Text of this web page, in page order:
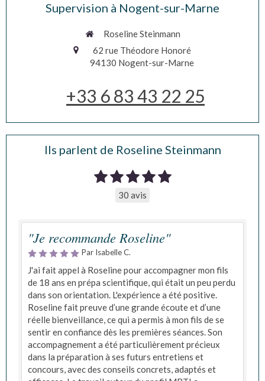
Supervision à Nogent-sur-Marne
Roseline Steinmann
62 rue Théodore Honoré
94130 Nogent-sur-Marne
+33 6 83 43 22 25
Ils parlent de Roseline Steinmann
30 avis
"Je recommande Roseline"
Par Isabelle C.
J'ai fait appel à Roseline pour accompagner mon fils
de 18 ans en prépa scientifique, qui était un peu perdu
dans son orientation. L'expérience a été positive.
Roseline fait preuve d’une grande écoute et d’une
réelle bienveillance, ce qui a permis à mon fils de se
sentir en confiance dès les premières séances. Son
accompagnement a été particulièrement précieux
dans la préparation à ses futurs entretiens et
concours, avec des conseils concrets, adaptés et